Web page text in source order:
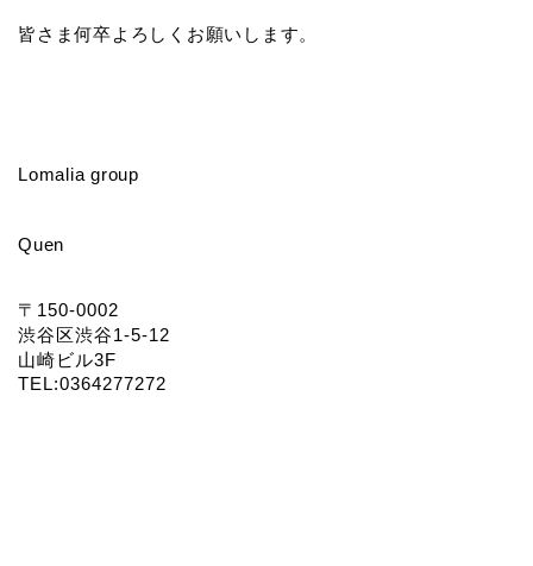
皆さま何卒よろしくお願いします。
Lomalia group
Quen
〒150-0002
渋谷区渋谷1-5-12
山崎ビル3F
TEL:0364277272